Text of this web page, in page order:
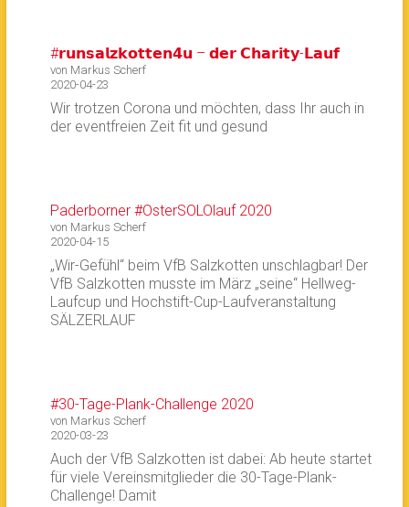
#𝗿𝘂𝗻𝘀𝗮𝗹𝘇𝗸𝗼𝘁𝘁𝗲𝗻𝟰𝘂 – 𝗱𝗲𝗿 𝗖𝗵𝗮𝗿𝗶𝘁𝘆-𝗟𝗮𝘂𝗳
von Markus Scherf
2020-04-23
Wir trotzen Corona und möchten, dass Ihr auch in
der eventfreien Zeit fit und gesund
Paderborner #OsterSOLOlauf 2020
von Markus Scherf
2020-04-15
„Wir-Gefühl“ beim VfB Salzkotten unschlagbar! Der
VfB Salzkotten musste im März „seine“ Hellweg-
Laufcup und Hochstift-Cup-Laufveranstaltung
SÄLZERLAUF
#30-Tage-Plank-Challenge 2020
von Markus Scherf
2020-03-23
Auch der VfB Salzkotten ist dabei: Ab heute startet
für viele Vereinsmitglieder die 30-Tage-Plank-
Challenge! Damit